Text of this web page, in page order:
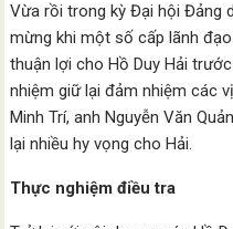
Vừa rồi trong kỳ Đại hội Đảng
mừng khi một số cấp lãnh
thuận lợi cho Hồ Duy Hải
nhiệm giữ lại đảm nhiệm các
Minh Trí, anh Nguyễn Văn
lại nhiều hy vọng cho Hải.
Thực nghiệm điều tra